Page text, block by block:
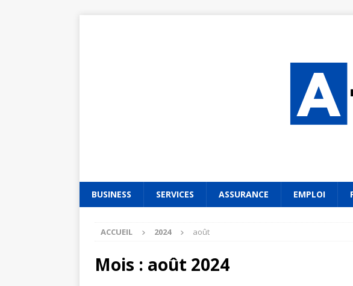
BUSINESS SERVICES ASSURANCE EMPLOI
ACCUEIL 2024 août
Mois : août 2024